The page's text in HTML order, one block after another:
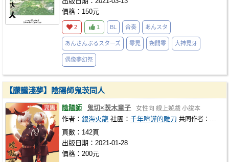
價格：150元
2 1 BL 合奏 あんスタ
あんさんぶるスターズ 零晃 朔間零 大神晃牙
偶像夢幻祭
【朦朧淺夢】陰陽師鬼茨同人
陰陽師 鬼切×茨木童子 女性向 線上遊戲 小說本
作者：銀海火龍 社團：千年喧譁的雕刀 共同作者： 少年白
頁數：142頁
出版日期：2021-01-28
價格：200元